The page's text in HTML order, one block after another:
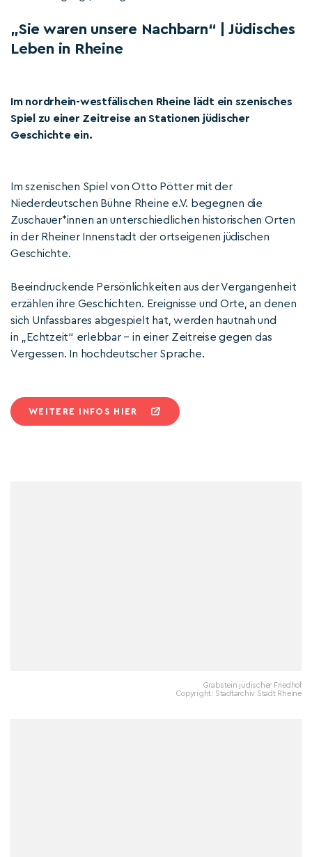
„Sie waren unsere Nachbarn“ | Jüdisches
Leben in Rheine
Im nordrhein-westfälischen Rheine lädt ein szenisches
Spiel zu einer Zeitreise an Stationen jüdischer
Geschichte ein.
Im szenischen Spiel von Otto Pötter mit der
Niederdeutschen Bühne Rheine e.V. begegnen die
Zuschauer*innen an unterschiedlichen historischen Orten
in der Rheiner Innenstadt der ortseigenen jüdischen
Geschichte.
Beeindruckende Persönlichkeiten aus der Vergangenheit
erzählen ihre Geschichten. Ereignisse und Orte, an denen
sich Unfassbares abgespielt hat, werden hautnah und
in „Echtzeit“ erlebbar – in einer Zeitreise gegen das
Vergessen. In hochdeutscher Sprache.
WEITERE INFOS HIER
Grabstein jüdischer Friedhof
Copyright: Stadtarchiv Stadt Rheine